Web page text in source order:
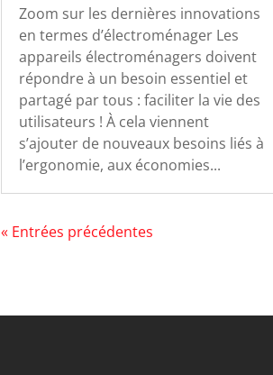
Zoom sur les dernières innovations
en termes d’électroménager Les
appareils électroménagers doivent
répondre à un besoin essentiel et
partagé par tous : faciliter la vie des
utilisateurs ! À cela viennent
s’ajouter de nouveaux besoins liés à
l’ergonomie, aux économies...
« Entrées précédentes